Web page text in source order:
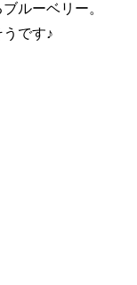
ルーベリー。
です♪